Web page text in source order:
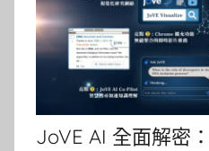
JoVE AI 全面解密